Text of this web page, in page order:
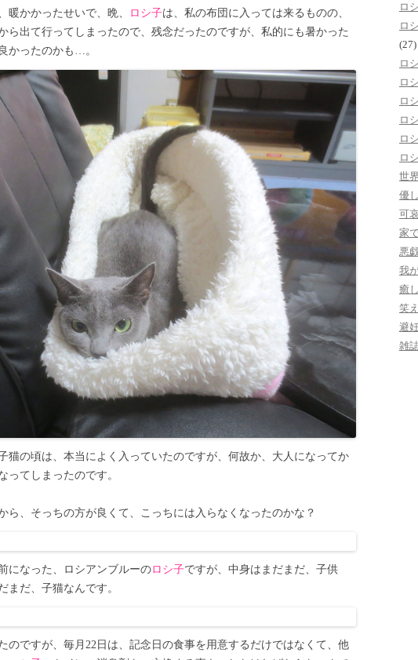
暖かかったせいで、晩、 ロシ子は、私の布団に入っては来るものの、
ら出て行ってしまったので、残念だったのですが、私的にも暑かった
かったのかも…。
猫の頃は、本当によく入っていたのですが、何故か、大人になってか
ってしまったのです。
ら、そっちの方が良くて、こっちには入らなくなったのかな？
になった、ロシアンブルーのロシ子ですが、中身はまだまだ、子供
まだ、子猫なんです。
のですが、毎月22日は、記念日の食事を用意するだけではなくて、他
ロ
ロ
(27)
ロ
ロ
ロ
ロ
ロ
ロ
世
優
可
家
悪
我
癒
笑
避
雑